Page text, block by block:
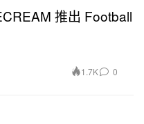
推出 Football
1.7K 0